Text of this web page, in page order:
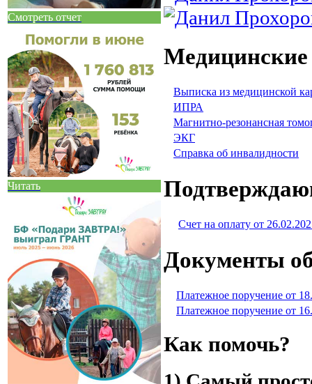
Смотреть отчет
Читать
Выписка из медицинской
ИПРА
Магнитно-резонансная
ЭКГ
Справка об инвалидности
Счет на оплату от
Документы
Платежное поручение от
Платежное поручение от
Как помочь?